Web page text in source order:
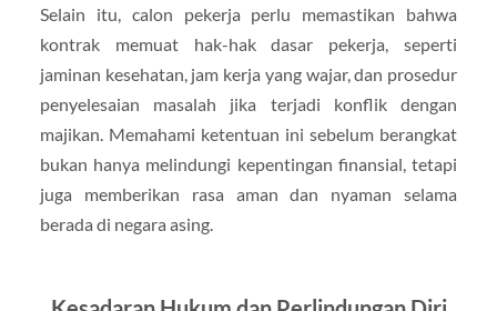
Selain itu, calon pekerja perlu memastikan bahwa
kontrak memuat hak-hak dasar pekerja, seperti
jaminan kesehatan, jam kerja yang wajar, dan prosedur
penyelesaian masalah jika terjadi konflik dengan
majikan. Memahami ketentuan ini sebelum berangkat
bukan hanya melindungi kepentingan finansial, tetapi
juga memberikan rasa aman dan nyaman selama
berada di negara asing.